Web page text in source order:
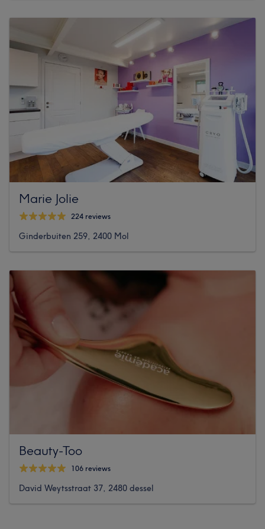
Marie Jolie
224 reviews
Ginderbuiten 259, 2400 Mol
Beauty-Too
106 reviews
David Weytsstraat 37, 2480 dessel